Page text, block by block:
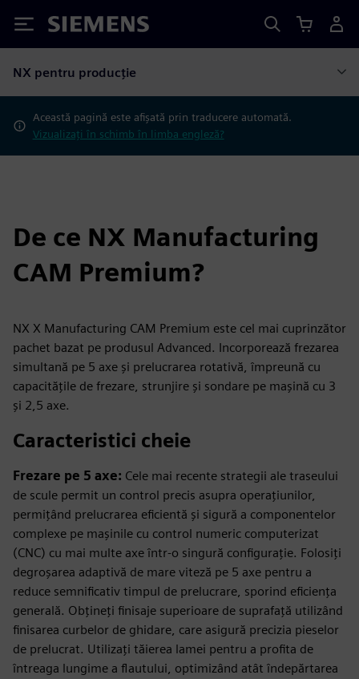
Siemens
NX pentru producție
Această pagină este afișată prin traducere automată.
Vizualizați în schimb în limba engleză?
De ce NX Manufacturing
CAM Premium?
NX X Manufacturing CAM Premium este cel mai cuprinzător
pachet bazat pe produsul Advanced. Incorporează frezarea
simultană pe 5 axe și prelucrarea rotativă, împreună cu
capacitățile de frezare, strunjire și sondare pe mașină cu 3
și 2,5 axe.
Caracteristici cheie
Frezare pe 5 axe: Cele mai recente strategii ale traseului
de scule permit un control precis asupra operațiunilor,
permițând prelucrarea eficientă și sigură a componentelor
complexe pe mașinile cu control numeric computerizat
(CNC) cu mai multe axe într-o singură configurație. Folosiți
degroșarea adaptivă de mare viteză pe 5 axe pentru a
reduce semnificativ timpul de prelucrare, sporind eficiența
generală. Obțineți finisaje superioare de suprafață utilizând
finisarea curbelor de ghidare, care asigură precizia pieselor
de prelucrat. Utilizați tăierea lamei pentru a profita de
întreaga lungime a flautului, optimizând atât îndepărtarea